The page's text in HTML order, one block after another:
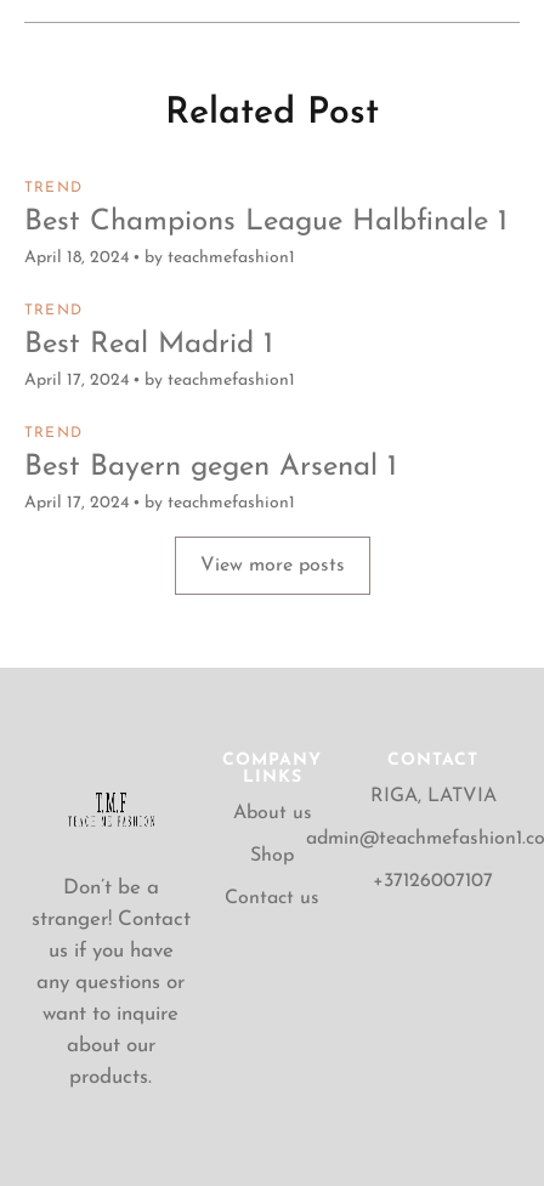
Related Post
TREND
Best Champions League Halbfinale 1
April 18, 2024 by teachmefashion1
TREND
Best Real Madrid 1
April 17, 2024 by teachmefashion1
TREND
Best Bayern gegen Arsenal 1
April 17, 2024 by teachmefashion1
View more posts
Don’t be a
stranger! Contact
us if you have
any questions or
want to inquire
about our
products.
COMPANY
LINKS
About us
Shop
Contact us
CONTACT
RIGA, LATVIA
+37126007107